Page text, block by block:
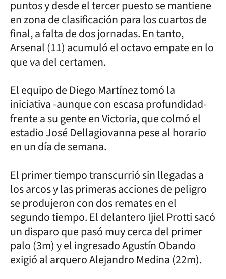
puntos y desde el tercer puesto se mantiene
en zona de clasificación para los cuartos de
final, a falta de dos jornadas. En tanto,
Arsenal (11) acumuló el octavo empate en lo
que va del certamen.
El equipo de Diego Martínez tomó la
iniciativa -aunque con escasa profundidad-
frente a su gente en Victoria, que colmó el
estadio José Dellagiovanna pese al horario
en un día de semana.
El primer tiempo transcurrió sin llegadas a
los arcos y las primeras acciones de peligro
se produjeron con dos remates en el
segundo tiempo. El delantero Ijiel Protti sacó
un disparo que pasó muy cerca del primer
palo (3m) y el ingresado Agustín Obando
exigió al arquero Alejandro Medina (22m).